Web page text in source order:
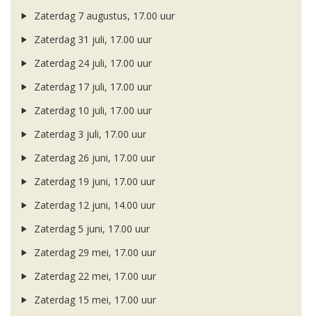
Zaterdag 7 augustus, 17.00 uur
Zaterdag 31 juli, 17.00 uur
Zaterdag 24 juli, 17.00 uur
Zaterdag 17 juli, 17.00 uur
Zaterdag 10 juli, 17.00 uur
Zaterdag 3 juli, 17.00 uur
Zaterdag 26 juni, 17.00 uur
Zaterdag 19 juni, 17.00 uur
Zaterdag 12 juni, 14.00 uur
Zaterdag 5 juni, 17.00 uur
Zaterdag 29 mei, 17.00 uur
Zaterdag 22 mei, 17.00 uur
Zaterdag 15 mei, 17.00 uur